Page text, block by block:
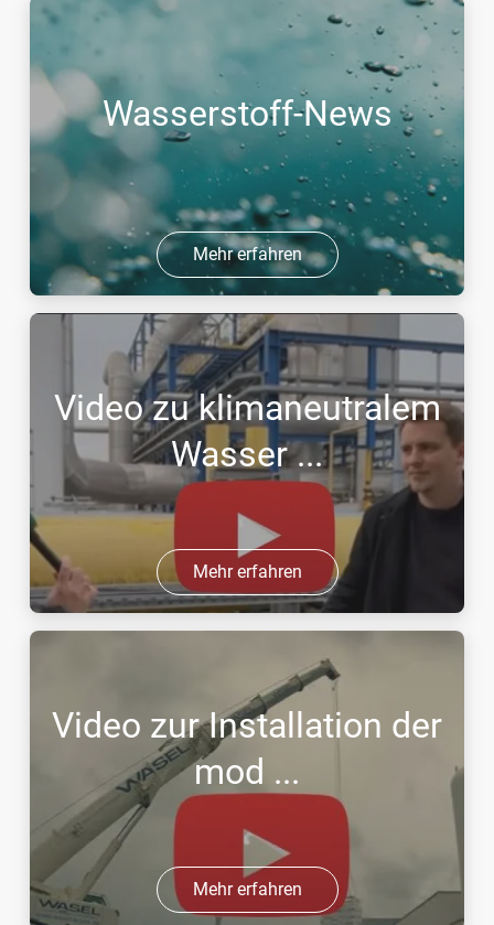
Wasserstoff-News
Mehr erfahren
Video zu klimaneutralem
Wasser ...
Mehr erfahren
Video zur Installation der
mod ...
Mehr erfahren